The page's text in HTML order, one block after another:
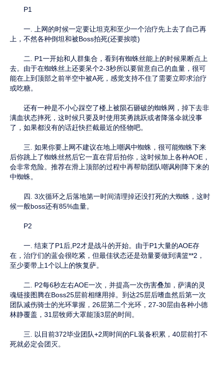
P1
一. 上网的时候一定要让坦克和至少一个治疗先上去了自己再
上，不然各种倒坦和被Boss拍死(还要挨喷)
二. P1一开始和人群集合，看到有蜘蛛丝能上的时候果断点上
去。由于在蜘蛛丝上还要呆个2-3秒所以要留意自己的血量，很可
能在上到顶部之前半空中被A死，感觉支持不住了需要立即求治疗
或吃糖。
还有一种是不小心踩空了楼上被陨石砸破的蜘蛛网，掉下去非
满血状态摔死，这时候只要及时使用英勇跳跃或者降落伞就没事
了，如果都没有的话赶快拦截最近的怪物吧。
三. 如果你要上网不建议在地上嘲讽中蜘蛛，很可能蜘蛛下来
后你跳上了蜘蛛丝然后它一直在背后拍你，这时候加上各种AOE，
会非常危险。推荐在滑上顶部的过程中再帮助团队嘲讽刚降下来的
中蜘蛛。
四. 3次循环之后落地第一时间清理掉还没打死的大蜘蛛，这时
候一般boss还有85%血量。
P2
一. 结束了P1后,P2才是战斗的开始。由于P1大量的AOE存
在，治疗们的蓝会很吃紧，但最佳状态还是劲量要做到满篮**2，
至少要带上1个以上的恢复萨。
二. P2每6秒左右AOE一次，并提高一次伤害叠加，萨满的灵
魂链接图腾在Boss25层前相继用掉。到达25层后嗜血然后第一次
团队减伤骑士的光环掌握，26层第二个光环，27-30层由各种小德
林静覆盖，31层牧师大罩能顶3层的时间。
三. 以目前372毕业团队+2周时间的FL装备积累，40层前打不
死就必定会团灭。